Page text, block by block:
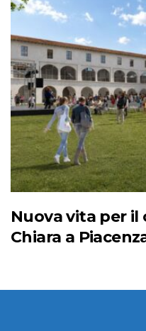
Nuova vita per il
Chiara a